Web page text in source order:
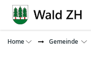
Kopfzeile
Home Gemeinde